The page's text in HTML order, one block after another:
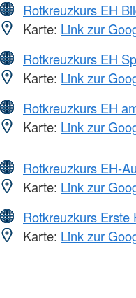
Rotkreuzkurs EH
Karte: Link zur
Rotkreuzkurs EH
Karte: Link zur
Rotkreuzkurs EH
Karte: Link zur
Rotkreuzkurs EH-
Karte: Link zur
Rotkreuzkurs Erste
Karte: Link zur